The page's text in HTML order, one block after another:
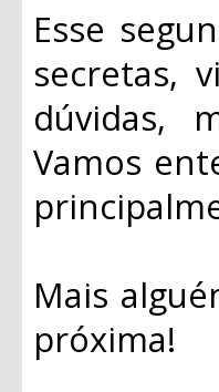
Esse
secretas,
dúvidas,
Vamos
Mais
próxima!